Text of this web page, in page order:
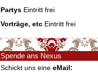
Partys Eintritt frei
Vorträge, etc Eintritt frei
Spende ans Nexus
Schickt uns eine eMail: